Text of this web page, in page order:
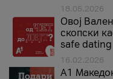
18.05.2026
Овој
скопски
safe dating
16.02.2026
А1